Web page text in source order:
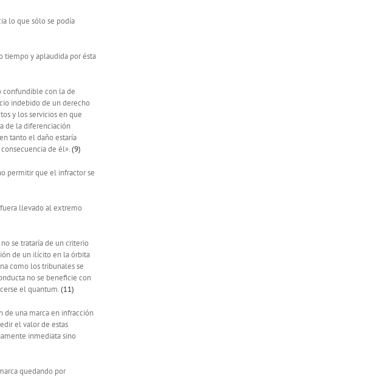
lo que sólo se podía
tiempo y aplaudida por ésta
confundible con la de
indebido de un derecho
y los servicios en que
de la diferenciación
tanto el daño estaría
de él».(9)
permitir que el infractor se
llevado al extremo
se trataría de un criterio
de un ilícito en la órbita
como los tribunales se
no se beneficie con
el quantum.(11)
de una marca en infracción
el valor de estas
inmediata sino
quedando por